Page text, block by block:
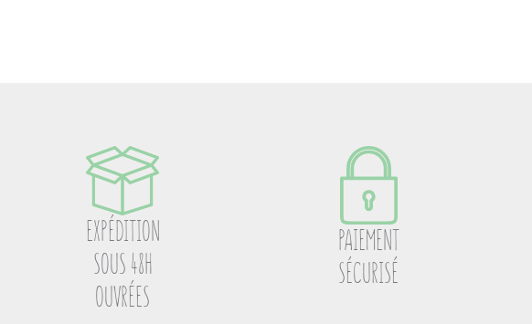
EXPÉDITION
SOUS 48H
OUVRÉES
PAIEMENT
SÉCURISÉ